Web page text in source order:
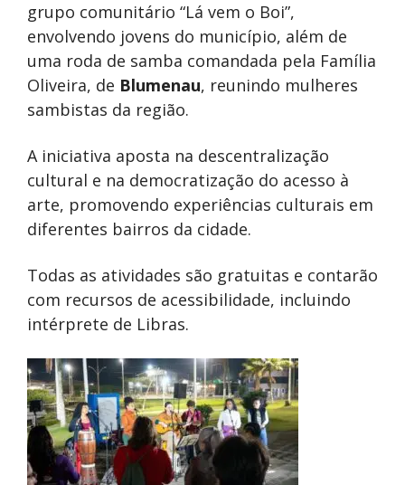
grupo comunitário “Lá vem o Boi”,
envolvendo jovens do município, além de
uma roda de samba comandada pela Família
Oliveira, de Blumenau, reunindo mulheres
sambistas da região.
A iniciativa aposta na descentralização
cultural e na democratização do acesso à
arte, promovendo experiências culturais em
diferentes bairros da cidade.
Todas as atividades são gratuitas e contarão
com recursos de acessibilidade, incluindo
intérprete de Libras.